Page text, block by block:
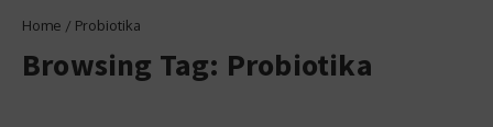
Home / Probiotika
Browsing Tag: Probiotika